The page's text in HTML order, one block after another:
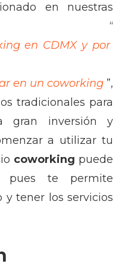
en nuestras
“
en CDMX y por
en un coworking ”,
tradicionales para
gran inversión y
a utilizar tu
coworking puede
pues te permite
tener los servicios